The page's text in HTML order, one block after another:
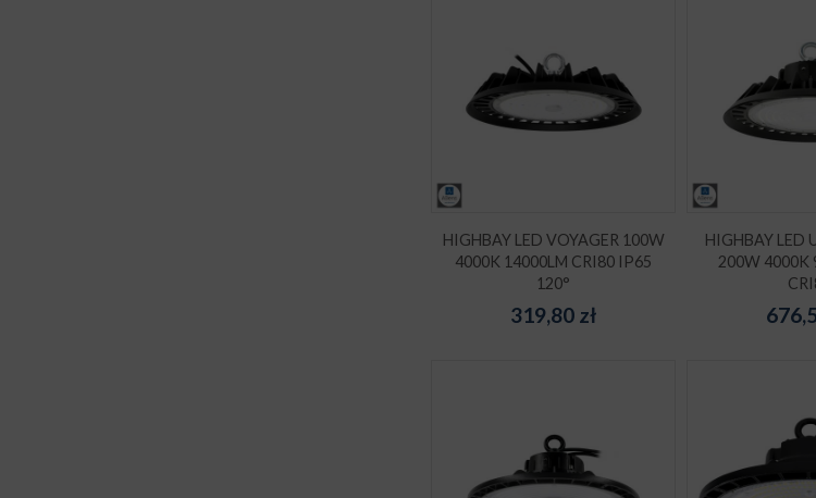
HIGHBAY LED VOYAGER 100W
4000K 14000LM CRI80 IP65
120°
319,80zł
HIGHBAY LED
200W 4000K